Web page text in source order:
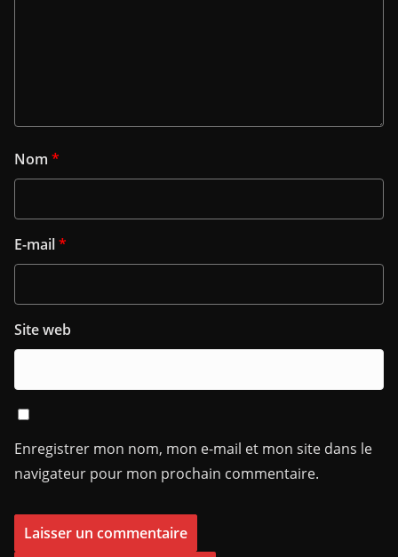
Nom *
E-mail*
Site web
Enregistrer mon nom, mon e-mail et mon site dans le
navigateur pour mon prochain commentaire.